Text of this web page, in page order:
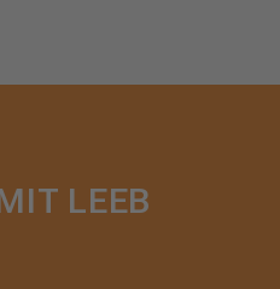
LEEB